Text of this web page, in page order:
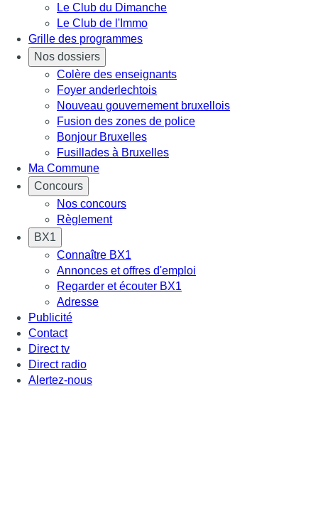
Le Club du Dimanche
Le Club de l'Immo
Grille des programmes
Nos dossiers
Colère des enseignants
Foyer anderlechtois
Nouveau gouvernement bruxellois
Fusion des zones de police
Bonjour Bruxelles
Fusillades à Bruxelles
Ma Commune
Concours
Nos concours
Règlement
BX1
Connaître BX1
Annonces et offres d'emploi
Regarder et écouter BX1
Adresse
Publicité
Contact
Direct tv
Direct radio
Alertez-nous